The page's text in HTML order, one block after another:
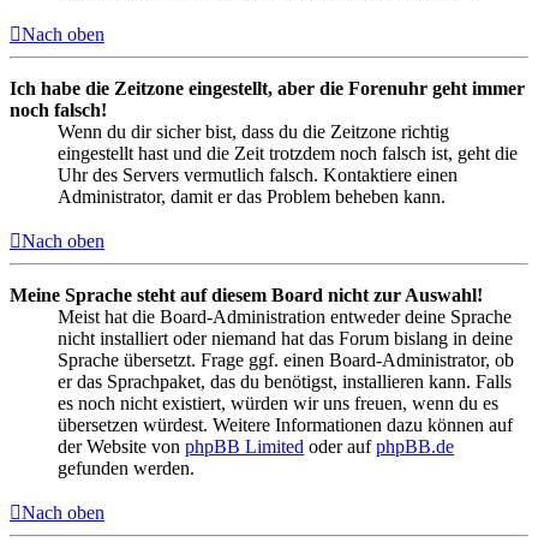
Nach oben
Ich habe die Zeitzone eingestellt, aber die Forenuhr geht immer
noch falsch!
Wenn du dir sicher bist, dass du die Zeitzone richtig
eingestellt hast und die Zeit trotzdem noch falsch ist, geht die
Uhr des Servers vermutlich falsch. Kontaktiere einen
Administrator, damit er das Problem beheben kann.
Nach oben
Meine Sprache steht auf diesem Board nicht zur Auswahl!
Meist hat die Board-Administration entweder deine Sprache
nicht installiert oder niemand hat das Forum bislang in deine
Sprache übersetzt. Frage ggf. einen Board-Administrator, ob
er das Sprachpaket, das du benötigst, installieren kann. Falls
es noch nicht existiert, würden wir uns freuen, wenn du es
übersetzen würdest. Weitere Informationen dazu können auf
der Website von phpBB Limited oder aufphpBB.de
gefunden werden.
Nach oben